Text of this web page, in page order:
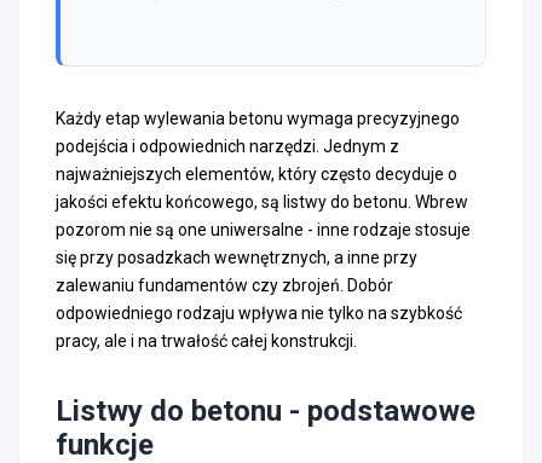
Każdy etap wylewania betonu wymaga precyzyjnego
podejścia i odpowiednich narzędzi. Jednym z
najważniejszych elementów, który często decyduje o
jakości efektu końcowego, są listwy do betonu. Wbrew
pozorom nie są one uniwersalne - inne rodzaje stosuje
się przy posadzkach wewnętrznych, a inne przy
zalewaniu fundamentów czy zbrojeń. Dobór
odpowiedniego rodzaju wpływa nie tylko na szybkość
pracy, ale i na trwałość całej konstrukcji.
Listwy do betonu - podstawowe
funkcje